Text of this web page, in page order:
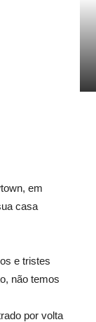
em
casa
e tristes
não temos
por volta